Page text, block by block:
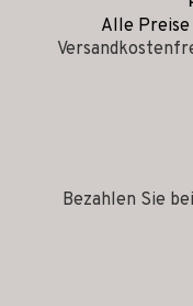
Alle
Bezahlen Sie